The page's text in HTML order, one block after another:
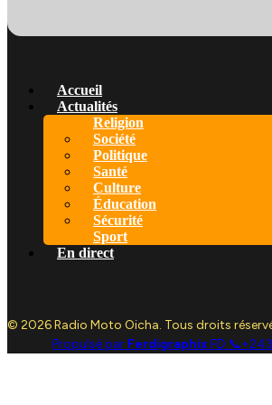
Accueil
Actualités
Religion
Société
Politique
Santé
Culture
Éducation
Sécurité
Sport
En direct
© 2026 Radio Moto Oicha. Tous droits
Propulsé par Ferdigraphix FD